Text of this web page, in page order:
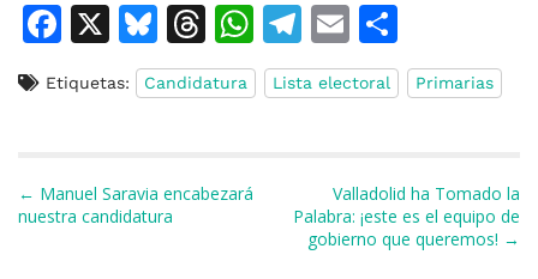
F
c
o
X
Bl
u
e
y
T
h
re
s
W
h
at
T
el
e
m
E
m
ai
o
m
ar
ti
r
Etiquetas: Candidatura Lista electoral Primarias
Navegación de entradas
← Manuel Saravia encabezará
nuestra candidatura
Valladolid ha Tomado la
Palabra: ¡este es el equipo de
gobierno que queremos! →